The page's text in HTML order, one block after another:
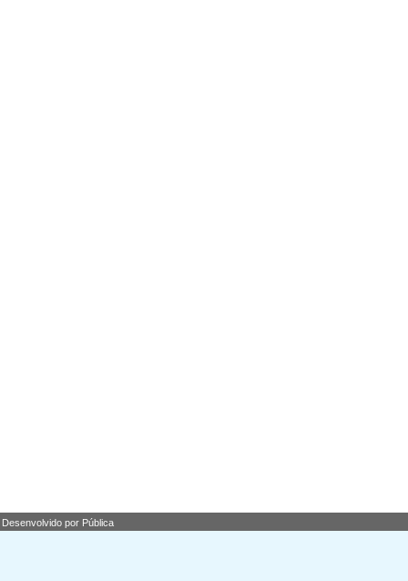
Desenvolvido por Pública